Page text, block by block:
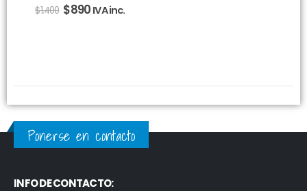
$1.400 $890 IVA inc.
Ponerse en contacto
INFO DE CONTACTO: